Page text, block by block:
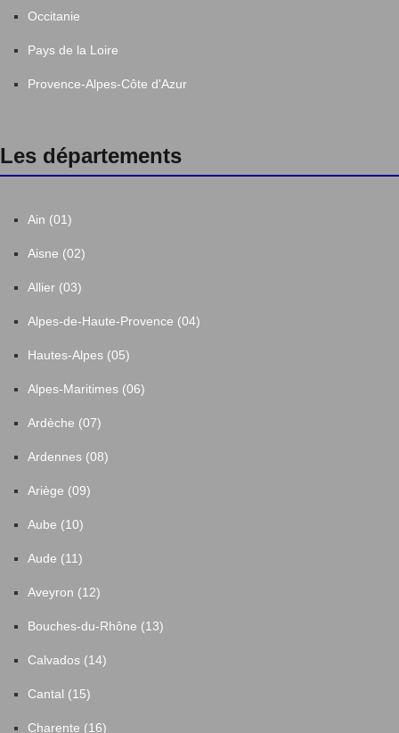
Occitanie
Pays de la Loire
Provence-Alpes-Côte d'Azur
Les départements
Ain (01)
Aisne (02)
Allier (03)
Alpes-de-Haute-Provence (04)
Hautes-Alpes (05)
Alpes-Maritimes (06)
Ardèche (07)
Ardennes (08)
Ariège (09)
Aube (10)
Aude (11)
Aveyron (12)
Bouches-du-Rhône (13)
Calvados (14)
Cantal (15)
Charente (16)